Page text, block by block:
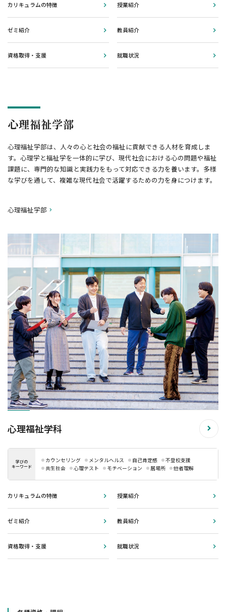
カリキュラムの特徴 授業紹介
ゼミ紹介 教員紹介
資格取得・支援 就職状況
心理福祉学部
心理福祉学部は、人々の心と社会の福祉に貢献できる人材を育成しま
す。心理学と福祉学を一体的に学び、現代社会における心の問題や福祉
課題に、専門的な知識と実践力をもって対応できる力を養います。多様
な学びを通して、複雑な現代社会で活躍するための力を身につけます。
心理福祉学部
心理福祉学科
学びの
キーワード
カウンセリング メンタルヘルス 自己肯定感
不登校支援
共生社会
心理テスト モチベーション 居場所 他者理解
カリキュラムの特徴 授業紹介
ゼミ紹介 教員紹介
資格取得・支援 就職状況